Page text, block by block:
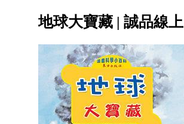
地球大寶藏 | 誠品線上